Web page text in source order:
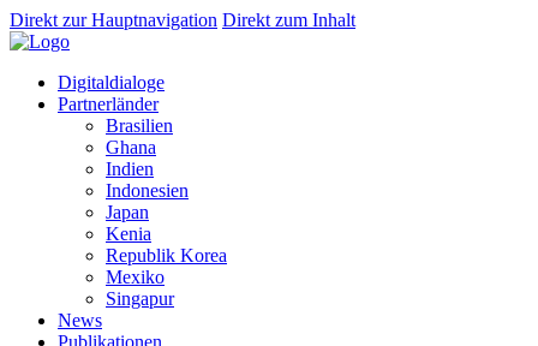
Direkt zur Hauptnavigation Direkt zum Inhalt
Digitaldialoge
Partnerländer
Brasilien
Ghana
Indien
Indonesien
Japan
Kenia
Republik Korea
Mexiko
Singapur
News
Publikationen